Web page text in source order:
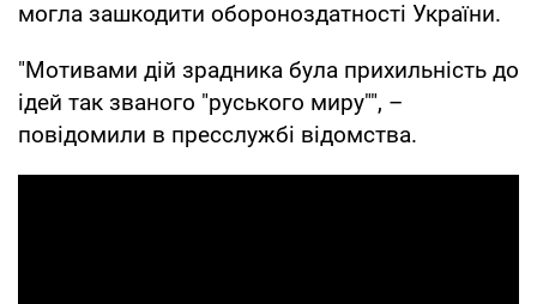
могла зашкодити обороноздатності України.
"Мотивами дій зрадника була прихильність до
ідей так званого "руського миру"", –
повідомили в пресслужбі відомства.